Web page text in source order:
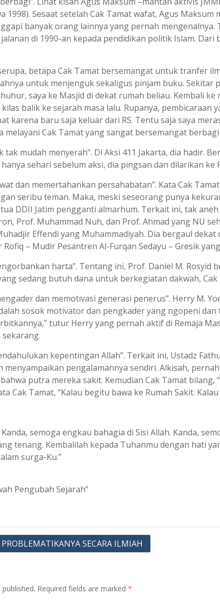
1998). Sesaat setelah Cak Tamat wafat, Agus
banyak orang lainnya yang pernah
di 1990-an kepada pendidikan politik Islam.
betapa Cak Tamat bersemangat untuk tranfer
untuk menjenguk sekaligus pinjam buku.
saya ke Masjid di dekat rumah beliau. Kembali
balik ke sejarah masa lalu. Rupanya,
karena baru saja keluar dari RS. Tentu saja saya
melayani Cak Tamat yang sangat bersemangat
tak mudah menyerah”. Di Aksi 411 Jakarta, dia hadir.
sehari sebelum aksi, dia pingsan dan dilarikan
dan memertahankan persahabatan”. Kata Cak
seribu teman. Maka, meski seseorang punya
DDII Jatim pengganti almarhum. Terkait ini, tak
Prof. Muhammad Nuh, dan Prof. Ahmad yang NU
Effendi yang Muhammadiyah. Dia bergaul
– Mudir Pesantren Al-Furqan Sedayu – Gresik
harta”. Tentang ini, Prof. Daniel M.
sedang butuh dana untuk berkegiatan dakwah,
dan memotivasi generasi penerus”. Herry M.
sosok motivator dan pengkader yang ngopeni
tutur Herry yang pernah aktif di Remaja
sekarang.
kepentingan Allah”. Terkait ini, Ustadz
menyampaikan pengalamannya sendiri. Alkisah,
putra mereka sakit. Kemudian Cak Tamat bilang,
Cak Tamat, “Kalau begitu bawa ke Rumah Sakit.
semoga engkau bahagia di Sisi Allah. Kanda,
tenang. Kembalilah kepada Tuhanmu dengan hati
surga-Ku.”
Pengubah Sejarah”
SECARA ILMIAH
Required fields are marked *